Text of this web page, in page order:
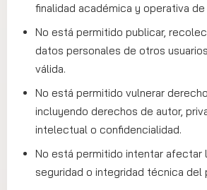
finalidad académica y operativa
No está permitido publicar,
datos personales de otros
válida.
No está permitido vulnerar
incluyendo derechos de autor,
intelectual o confidencialidad.
No está permitido intentar afectar
seguridad o integridad técnica del